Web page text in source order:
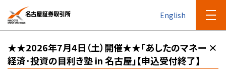
English
★★2026年7月4日（土）開催★★「あしたのマネー ×
経済･投資の目利き塾 in 名古屋」【申込受付終了】